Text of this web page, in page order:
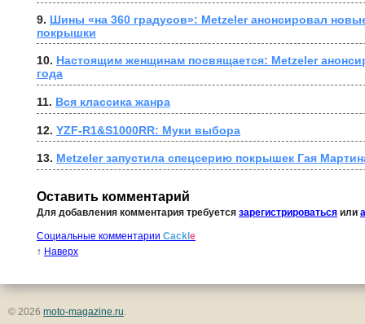
9. Шины «на 360 градусов»: Metzeler анонсировал
покрышки
10. Настоящим женщинам посвящается: Metzeler
года
11. Вся классика жанра
12. YZF-R1&S1000RR: Муки выбора
13. Metzeler запустила спецсерию покрышек Гая
Оставить комментарий
Для добавления комментария требуется зарегистрироваться или
Социальные комментарии Cackle
↑ Наверх
© 2026 moto-magazine.ru.